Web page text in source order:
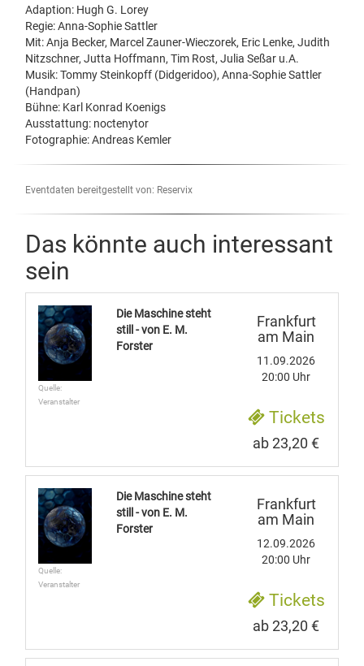
Adaption: Hugh G. Lorey
Regie: Anna-Sophie Sattler
Mit: Anja Becker, Marcel Zauner-Wieczorek, Eric Lenke, Judith
Nitzschner, Jutta Hoffmann, Tim Rost, Julia Seßar u.A.
Musik: Tommy Steinkopff (Didgeridoo), Anna-Sophie Sattler
(Handpan)
Bühne: Karl Konrad Koenigs
Ausstattung: noctenytor
Fotographie: Andreas Kemler
Eventdaten bereitgestellt von: Reservix
Das könnte auch interessant
sein
Quelle:
Veranstalter
Die Maschine steht
still - von E. M.
Forster
Frankfurt
am Main
11.09.2026
20:00 Uhr
Tickets
ab 23,20 €
Quelle:
Veranstalter
Die Maschine steht
still - von E. M.
Forster
Frankfurt
am Main
12.09.2026
20:00 Uhr
Tickets
ab 23,20 €